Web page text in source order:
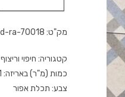
מק"ט: ed-ra-70018
קטגוריה: חיפוי וריצוף
כמות (מ"ר) באריזה: 1 מ"ר
צבע: תכלת אפור